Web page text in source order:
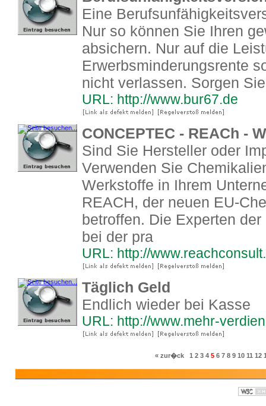
Eine
Nur so können Sie Ihren
absichern. Nur auf die
Erwerbsminderungsrente
nicht verlassen. Sorgen
URL: http://www.bur67.de
CONCEPTEC - REACh -
Sind Sie Hersteller oder
Verwenden Sie
Werkstoffe in Ihrem
REACH, der neuen EU-
betroffen. Die Experten
bei der pra
URL: http://
Täglich Geld
Endlich wieder bei Kasse
URL: http://www.mehr-
« zur�ck 1 2 3 4 5 6 7 8 9 10 11 12